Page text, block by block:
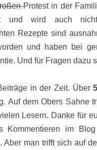
Protest in der
und wird auch
Rezepte sind
und haben bei
Und für Fragen dazu
in der Zeit. Über
Auf dem Obers Sahne
Lesern. Danke für
Kommentieren im
Aber man trifft sich auf